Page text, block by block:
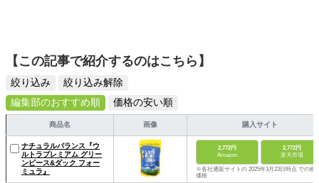
【この記事で紹介するのはこちら】
絞り込み
絞り込み解除
編集部のおすすめ順
価格の安い順
商品名 画像 購入サイト
ナチュラルバランス『ウ
ルトラプレミアム グリー
ンピース&ダック フォー
ミュラ』
2,772円
Amazon
2,772円
楽天市場
※各社通販サイトの 2025年3月23日時点 での税
価格